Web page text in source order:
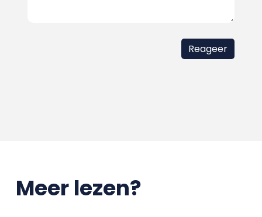
Meer lezen?